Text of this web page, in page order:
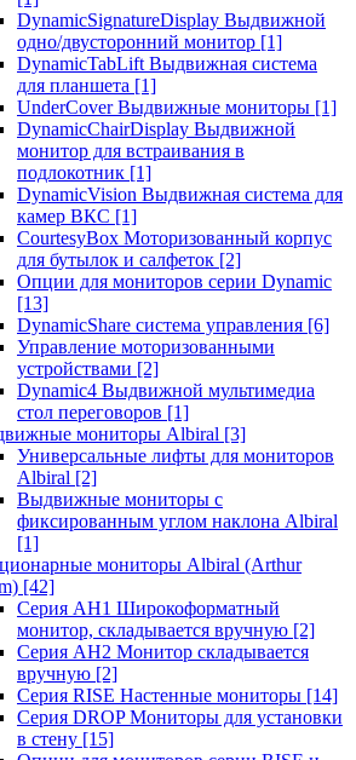
DynamicSignatureDisplay Выдвижной
одно/двусторонний монитор [1]
DynamicTabLift Выдвижная система
для планшета [1]
UnderCover Выдвижные мониторы [1]
DynamicChairDisplay Выдвижной
монитор для встраивания в
подлокотник [1]
DynamicVision Выдвижная система для
камер ВКС [1]
CourtesyBox Моторизованный корпус
для бутылок и салфеток [2]
Опции для мониторов серии Dynamic
[13]
DynamicShare система управления [6]
Управление моторизованными
устройствами [2]
Dynamic4 Выдвижной мультимедиа
стол переговоров [1]
мониторы Albiral [3]
Универсальные лифты для мониторов
Albiral [2]
Выдвижные мониторы с
фиксированным углом наклона Albiral
[1]
мониторы Albiral (Arthur
[42]
Серия AH1 Широкоформатный
монитор, складывается вручную [2]
Серия AH2 Монитор складывается
вручную [2]
Серия RISE Настенные мониторы [14]
Серия DROP Мониторы для установки
в стену [15]